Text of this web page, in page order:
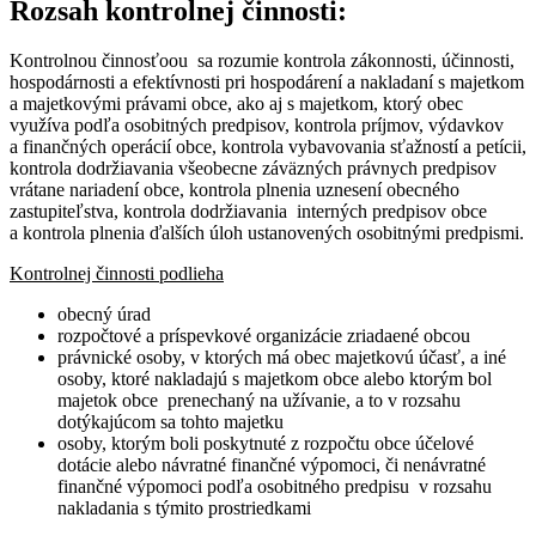
Rozsah kontrolnej činnosti:
Kontrolnou činnosťoou sa rozumie kontrola zákonnosti, účinnosti,
hospodárnosti a efektívnosti pri hospodárení a nakladaní s majetkom
a majetkovými právami obce, ako aj s majetkom, ktorý obec
využíva podľa osobitných predpisov, kontrola príjmov, výdavkov
a finančných operácií obce, kontrola vybavovania sťažností a petícii,
kontrola dodržiavania všeobecne záväzných právnych predpisov
vrátane nariadení obce, kontrola plnenia uznesení obecného
zastupiteľstva, kontrola dodržiavania interných predpisov obce
a kontrola plnenia ďalších úloh ustanovených osobitnými predpismi.
Kontrolnej činnosti podlieha
obecný úrad
rozpočtové a príspevkové organizácie zriadaené obcou
právnické osoby, v ktorých má obec majetkovú účasť, a iné
osoby, ktoré nakladajú s majetkom obce alebo ktorým bol
majetok obce prenechaný na užívanie, a to v rozsahu
dotýkajúcom sa tohto majetku
osoby, ktorým boli poskytnuté z rozpočtu obce účelové
dotácie alebo návratné finančné výpomoci, či nenávratné
finančné výpomoci podľa osobitného predpisu v rozsahu
nakladania s týmito prostriedkami